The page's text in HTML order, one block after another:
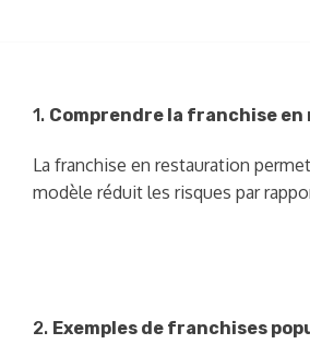
1. Comprendre la franchise
La franchise en restauration
modèle réduit les risques par
2. Exemples de franchises